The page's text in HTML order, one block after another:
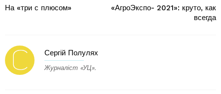
На «три с плюсом»
«АгроЭкспо- 2021»: круто, как
всегда
Сергій Полулях
Журналіст «УЦ».